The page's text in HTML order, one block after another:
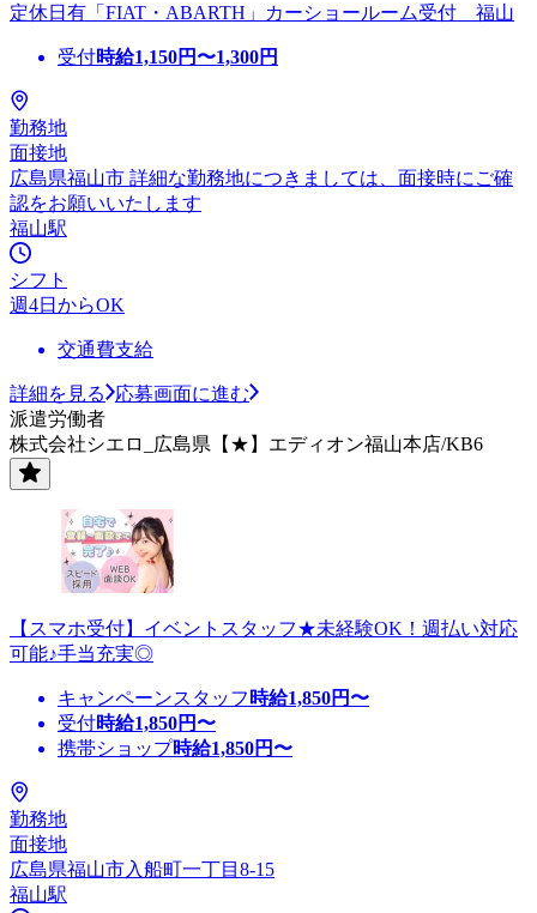
定休日有「FIAT・ABARTH」カーショールーム受付 福山
受付時給1,150円〜1,300円
勤務地
面接地
広島県福山市 詳細な勤務地につきましては、面接時にご確
認をお願いいたします
福山駅
シフト
週4日からOK
交通費支給
詳細を見る
応募画面に進む
派遣労働者
株式会社シエロ_広島県【★】エディオン福山本店/KB6
【スマホ受付】イベントスタッフ★未経験OK！週払い対応
可能♪手当充実◎
キャンペーンスタッフ 時給1,850円〜
受付時給1,850円〜
携帯ショップ時給1,850円〜
勤務地
面接地
広島県福山市入船町一丁目8-15
福山駅